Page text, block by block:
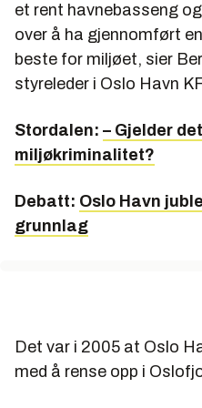
et rent havnebasseng
over å ha gjennomført
beste for miljøet, sier
styreleder i Oslo Havn
Stordalen: – Gjelder
miljøkriminalitet?
Debatt: Oslo Havn
grunnlag
Det var i 2005 at Oslo
med å rense opp i